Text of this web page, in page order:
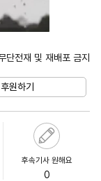
전재 및 재배포 금지
후원하기
후속기사 원해요
0